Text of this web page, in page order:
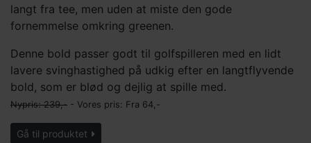
langt fra tee, men uden at miste den gode
fornemmelse omkring greenen.
Denne bold passer godt til golfspilleren med en lidt
lavere svinghastighed på udkig efter en langtflyvende
bold, som er blød og dejlig at spille med.
Nypris: 239,- - Vores pris: Fra 64,-
Gå til produktet